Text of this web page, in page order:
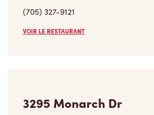
(705) 327-9121
VOIR LE RESTAURANT
3295 Monarch Dr